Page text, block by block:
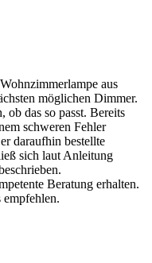
aus
möglichen Dimmer.
ob das so passt. Bereits
schweren Fehler
daraufhin bestellte
sich laut Anleitung
Beratung erhalten.